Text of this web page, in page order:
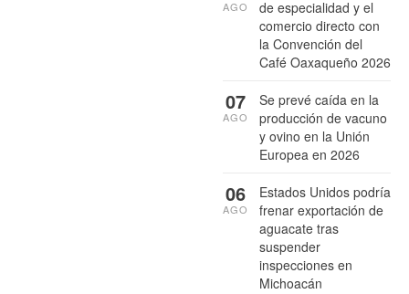
de especialidad y el
comercio directo con
la Convención del
Café Oaxaqueño 2026
AGO
Se prevé caída en la
producción de vacuno
y ovino en la Unión
Europea en 2026
07
AGO
Estados Unidos podría
frenar exportación de
aguacate tras
suspender
inspecciones en
Michoacán
06
AGO